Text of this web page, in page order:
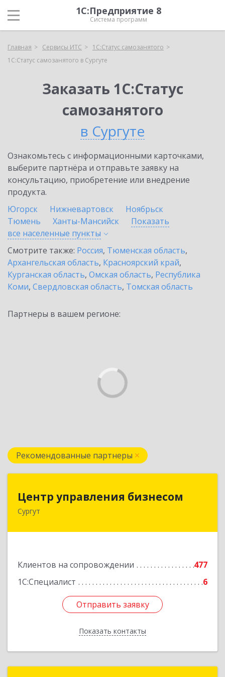
1С:Предприятие 8
Система программ
Главная Сервисы ИТС
1С:Статус самозанятого
1С:Статус самозанятого в Сургуте
Заказать 1С:Статус
самозанятого
в Сургуте
Ознакомьтесь с информационными карточками,
выберите партнёра и отправьте заявку на
консультацию, приобретение или внедрение
продукта.
Югорск
Нижневартовск
Ноябрьск
Тюмень
Ханты-Мансийск
Показать
все населенные пункты
Смотрите также: Россия, Тюменская область,
Архангельская область, Красноярский край,
Курганская область, Омская область, Республика
Коми, Свердловская область, Томская область
Партнеры в вашем регионе:
Рекомендованные партнеры
Центр управления бизнесом
Сургут
Клиентов на сопровождении
477
1С:Специалист
6
Отправить заявку
Показать контакты
Центр управления бизнесом
628403, Ханты-Мансийский Автономный округ
Отправить заявку
Назад